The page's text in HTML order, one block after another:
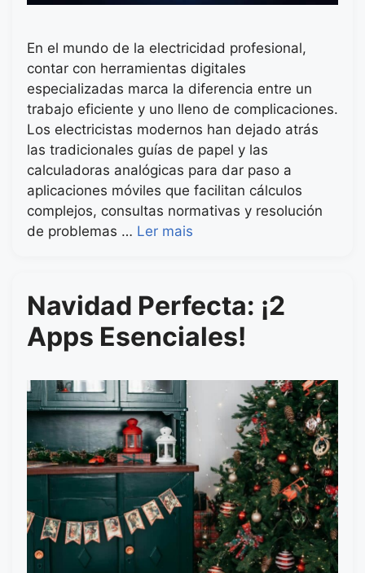
En el mundo de la electricidad profesional,
contar con herramientas digitales
especializadas marca la diferencia entre un
trabajo eficiente y uno lleno de complicaciones.
Los electricistas modernos han dejado atrás
las tradicionales guías de papel y las
calculadoras analógicas para dar paso a
aplicaciones móviles que facilitan cálculos
complejos, consultas normativas y resolución
de problemas … Ler mais
Navidad Perfecta: ¡2
Apps Esenciales!